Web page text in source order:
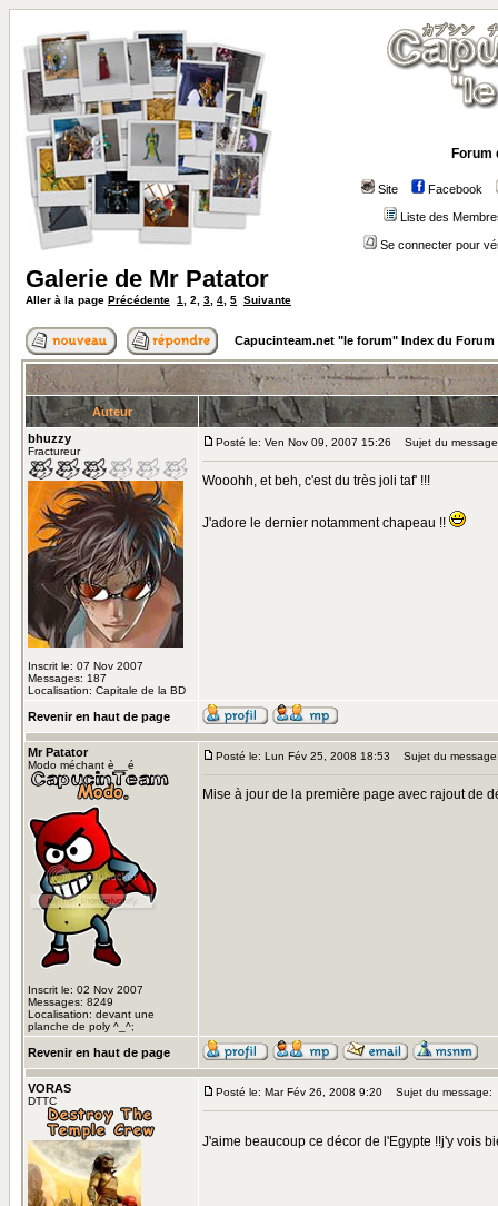
Forum
Site Facebook
Liste des
Se connecter pour
Galerie de Mr Patator
Aller à la page Précédente 1 2 3 4 5 Suivante
Capucinteam.net "le forum" Index du Forum
Auteur
bhuzzy
Fractureur
Inscrit le: 07 Nov 2007
Messages: 187
Localisation: Capitale de la BD
Posté le: Ven Nov 09, 2007 15:26 Sujet du
Wooohh, et beh, c'est du très joli taf' !!!
J'adore le dernier notamment chapeau !!
Revenir en haut de page
Mr Patator
Modo méchant è__é
Inscrit le: 02 Nov 2007
Messages: 8249
Localisation: devant une
planche de poly ^_^;
Posté le: Lun Fév 25, 2008 18:53 Sujet du
Mise à jour de la première page avec rajout de
Revenir en haut de page
VORAS
DTTC
Posté le: Mar Fév 26, 2008 9:20 Sujet du message:
J'aime beaucoup ce décor de l'Egypte !!j'y vois